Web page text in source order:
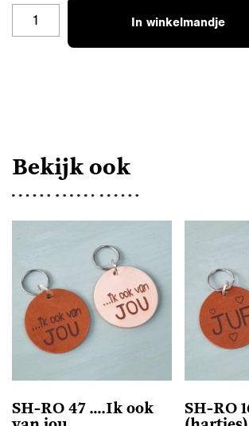
In winkelmandje
Bekijk ook
SH-RO 47 ….Ik ook
SH-RO